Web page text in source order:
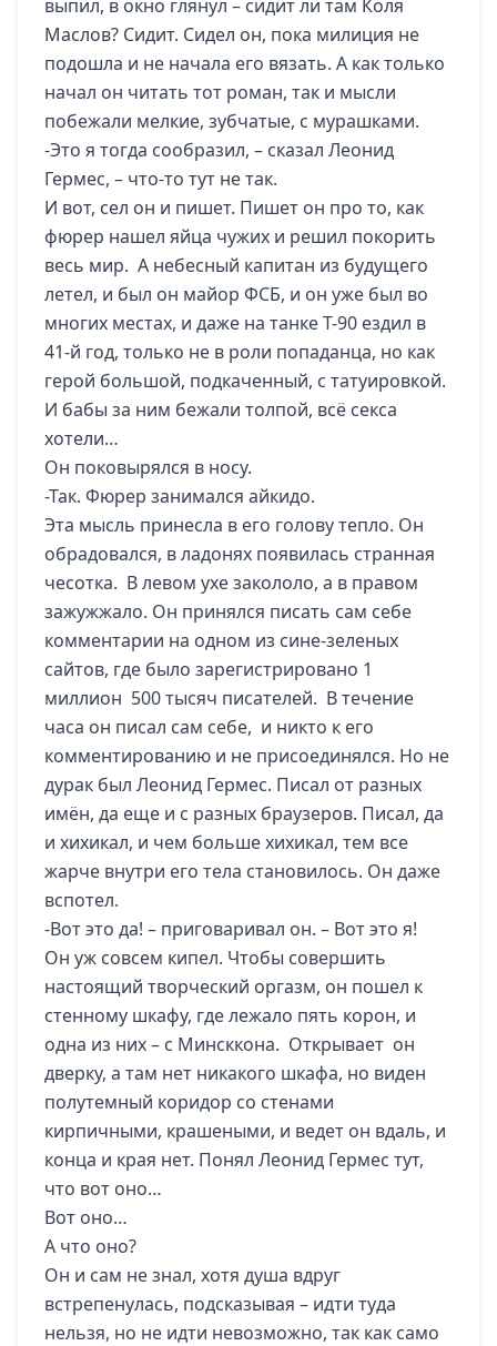
выпил, в окно глянул – сидит ли там Коля
Маслов? Сидит. Сидел он, пока милиция не
подошла и не начала его вязать. А как только
начал он читать тот роман, так и мысли
побежали мелкие, зубчатые, с мурашками.
-Это я тогда сообразил, – сказал Леонид
Гермес, – что-то тут не так.
И вот, сел он и пишет. Пишет он про то, как
фюрер нашел яйца чужих и решил покорить
весь мир. А небесный капитан из будущего
летел, и был он майор ФСБ, и он уже был во
многих местах, и даже на танке Т-90 ездил в
41-й год, только не в роли попаданца, но как
герой большой, подкаченный, с татуировкой.
И бабы за ним бежали толпой, всё секса
хотели…
Он поковырялся в носу.
-Так. Фюрер занимался айкидо.
Эта мысль принесла в его голову тепло. Он
обрадовался, в ладонях появилась странная
чесотка. В левом ухе закололо, а в правом
зажужжало. Он принялся писать сам себе
комментарии на одном из сине-зеленых
сайтов, где было зарегистрировано 1
миллион 500 тысяч писателей. В течение
часа он писал сам себе, и никто к его
комментированию и не присоединялся. Но не
дурак был Леонид Гермес. Писал от разных
имён, да еще и с разных браузеров. Писал, да
и хихикал, и чем больше хихикал, тем все
жарче внутри его тела становилось. Он даже
вспотел.
-Вот это да! – приговаривал он. – Вот это я!
Он уж совсем кипел. Чтобы совершить
настоящий творческий оргазм, он пошел к
стенному шкафу, где лежало пять корон, и
одна из них – с Минсккона. Открывает он
дверку, а там нет никакого шкафа, но виден
полутемный коридор со стенами
кирпичными, крашеными, и ведет он вдаль, и
конца и края нет. Понял Леонид Гермес тут,
что вот оно…
Вот оно…
А что оно?
Он и сам не знал, хотя душа вдруг
встрепенулась, подсказывая – идти туда
нельзя, но не идти невозможно, так как само